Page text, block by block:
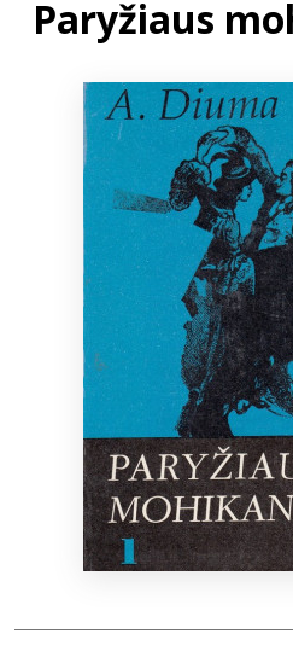
ELVIS atvyksta
Naujienos
Bibliotekoms
Paryžiaus